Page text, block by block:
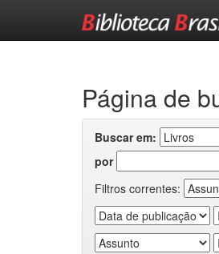
Página de
Buscar em:
por
Filtros correntes: